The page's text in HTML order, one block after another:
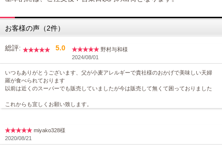
お客様の声（2件）
総評: 5.0
野村与和様
2024/08/01
いつもありがとうございます、父が小麦アレルギーで貴社様のおかげで美味しい天婦
羅が食べられております
以前は近くのスーパーでも販売していましたが今は販売して無くて困っておりました
これからも宜しくお願い致します。
miyako328様
2020/08/21